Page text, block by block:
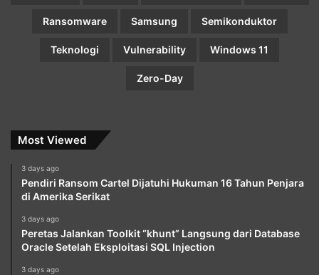
Ransomware Samsung Semikonduktor
Teknologi Vulnerability Windows 11
Zero-Day
Most Viewed
3 days ago
Pendiri Ransom Cartel Dijatuhi Hukuman 16 Tahun Penjara
di Amerika Serikat
3 days ago
Peretas Jalankan Toolkit “khunt” Langsung dari Database
Oracle Setelah Eksploitasi SQL Injection
3 days ago